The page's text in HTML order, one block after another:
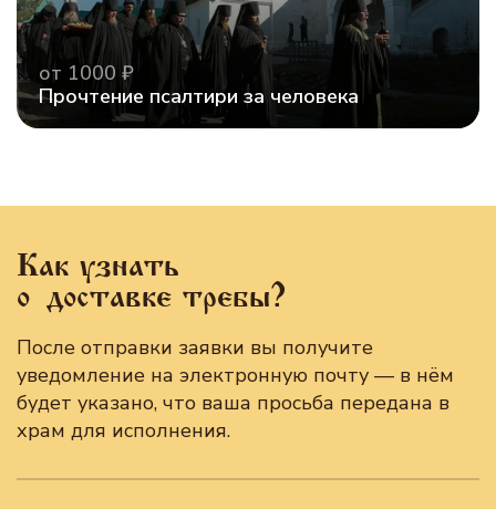
Прочтение псалтири за человека
от 1000 ₽
Как узнать
о доставке требы?
После отправки заявки вы получите
уведомление на электронную почту — в нём
будет указано, что ваша просьба передана в
храм для исполнения.